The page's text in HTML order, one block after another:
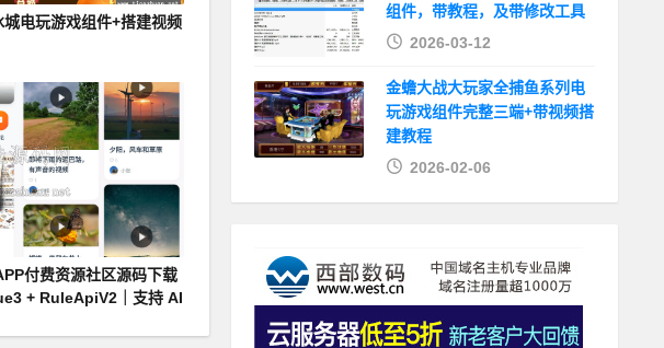
电玩游戏组件+搭建视频
付费资源社区源码下载
+ RuleApiV2｜支持 AI
组件，带教程，及带修改工具
2026-03-12
金蟾大战大玩家全捕鱼系列电
玩游戏组件完整三端+带视频搭
建教程
2026-02-06